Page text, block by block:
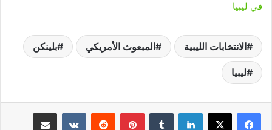
في ليبيا
الانتخابات الليبية المبعوث الأمريكي بلينكن
ليبيا
لينكدإن بينتيريست